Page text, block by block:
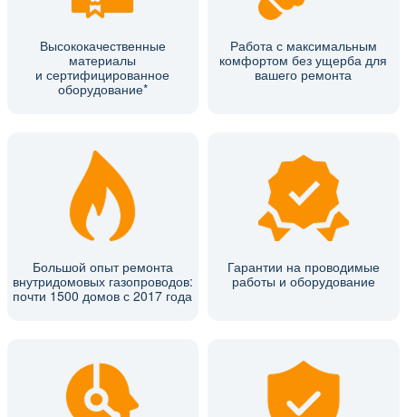
Высококачественные
материалы
и сертифицированное
оборудование*
Работа с максимальным
комфортом без ущерба для
вашего ремонта
Большой опыт ремонта
внутридомовых газопроводов:
почти 1500 домов с 2017 года
Гарантии на проводимые
работы и оборудование